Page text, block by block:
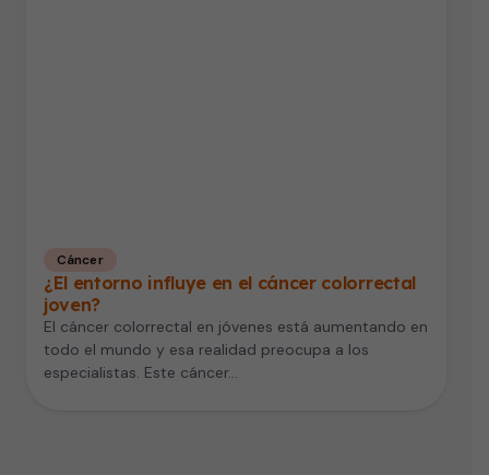
Cáncer
¿El entorno influye en el cáncer colorrectal
joven?
El cáncer colorrectal en jóvenes está aumentando en
todo el mundo y esa realidad preocupa a los
especialistas. Este cáncer…